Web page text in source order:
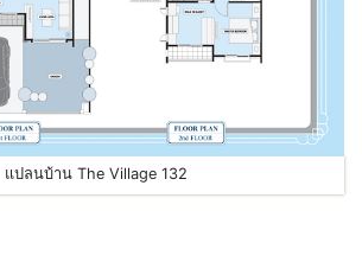
แปลนบ้าน The Village 132